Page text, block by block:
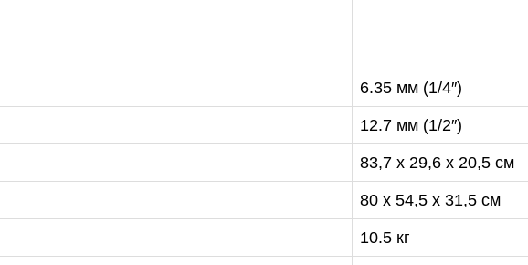
6.35 мм (1/4″)
12.7 мм (1/2″)
83,7 x 29,6 x 20,5 см
80 x 54,5 x 31,5 см
10.5 кг